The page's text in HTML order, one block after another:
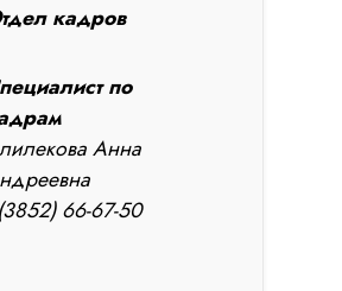
кадров
по
Анна
66-67-50